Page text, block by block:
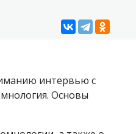
интервью с
Основы